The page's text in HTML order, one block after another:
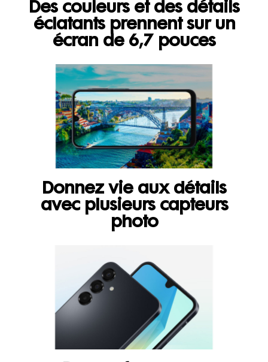
Des couleurs et des détails
éclatants prennent sur un
écran de 6,7 pouces
Donnez vie aux détails
avec plusieurs capteurs
photo